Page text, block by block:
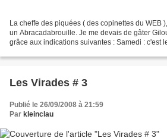
La cheffe des piquées ( des copinettes du WEB
un Abracadabrouille. Je me devais de gâter
grâce aux indications suivantes : Samedi : c'est
Les Virades # 3
Publié le 26/09/2008 à 21:59
Par kleinclau